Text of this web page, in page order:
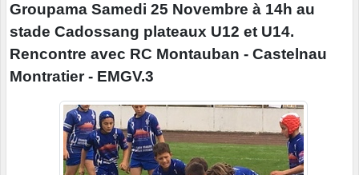
Groupama Samedi 25 Novembre à 14h au
stade Cadossang plateaux U12 et U14.
Rencontre avec RC Montauban - Castelnau
Montratier - EMGV.3